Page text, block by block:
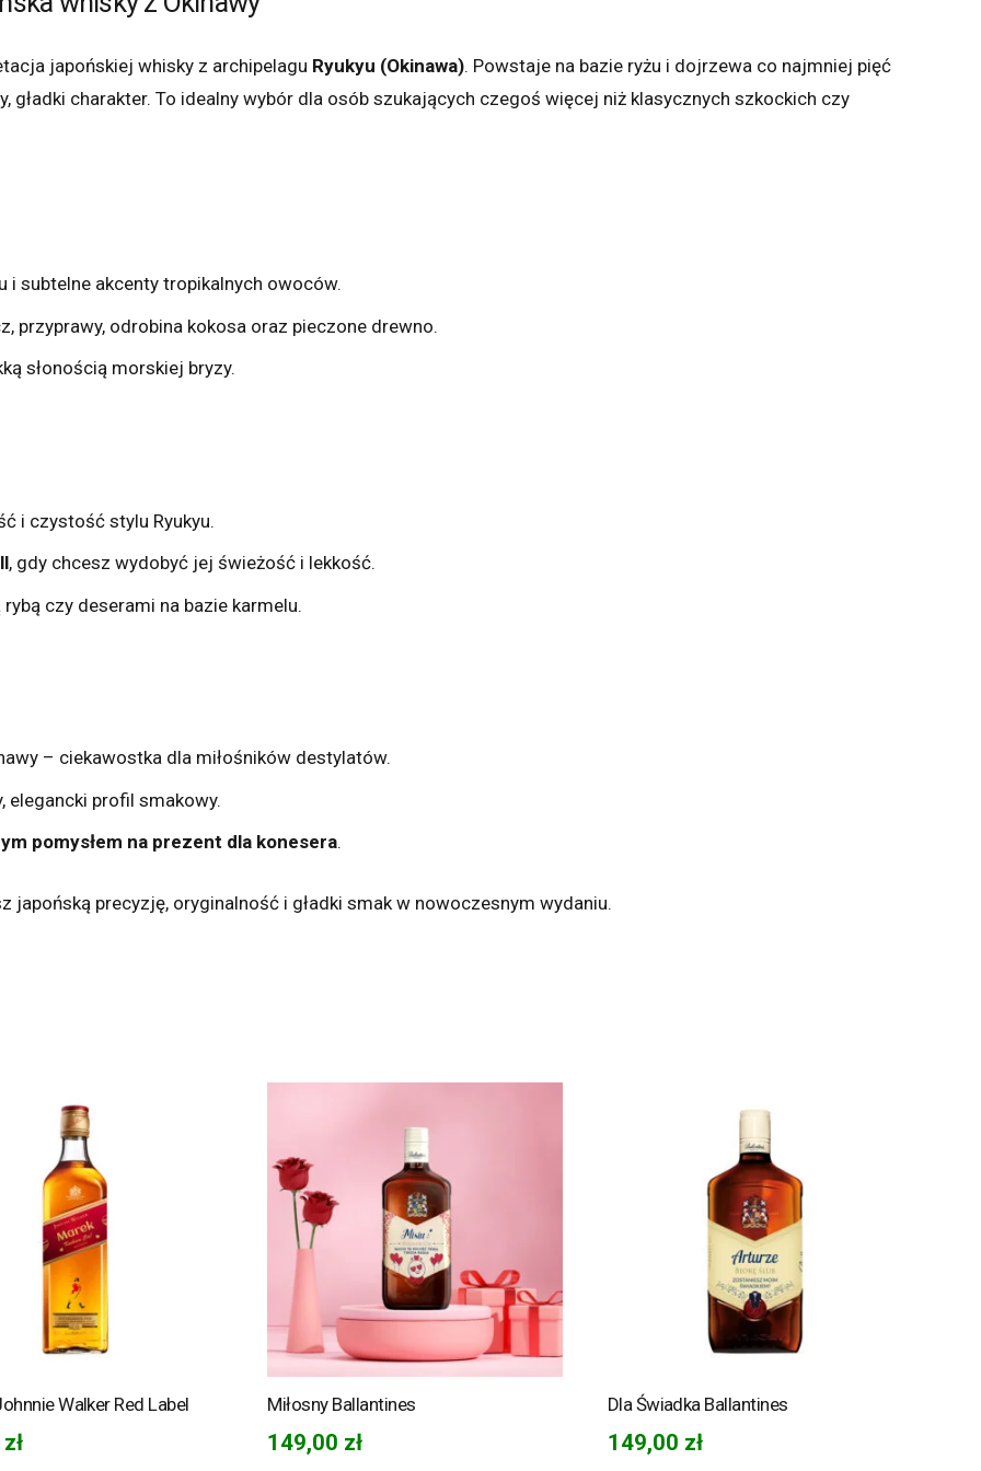
japońskiej whisky z archipelagu Ryukyu (Okinawa). Powstaje na bazie ryżu i dojrzewa co najmniej pięć
gładki charakter. To idealny wybór dla osób szukających czegoś więcej niż klasycznych szkockich czy
i subtelne akcenty tropikalnych owoców.
przyprawy, odrobina kokosa oraz pieczone drewno.
słonością morskiej bryzy.
i czystość stylu Ryukyu.
, gdy chcesz wydobyć jej świeżość i lekkość.
czy deserami na bazie karmelu.
– ciekawostka dla miłośników destylatów.
elegancki profil smakowy.
pomysłem na prezent dla konesera.
japońską precyzję, oryginalność i gładki smak w nowoczesnym wydaniu.
Walker Red Label
zł
Miłosny Ballantines
149,00 zł
Dla Świadka Ballantines
149,00 zł